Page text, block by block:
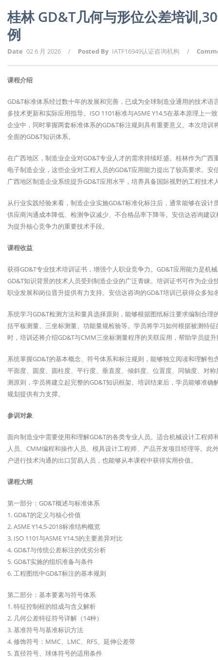
桂林 GD&T几何与形位公差培训
例
Date 02 6 月 2026 / Posted By IATF16949认证咨询机构 /
课程介绍
GD&T标准体系经过数十年的发展和完善，已成为全球制造业通用的技术
多技术更新和实际应用指导。ISO 1101标准与ASME Y14.5在基本原理上
企业中，同时掌握两套标准体系的GD&T标注规则具有重要意义。本次培
全面的GD&T知识体系。
在广西地区，制造业企业对GD&T专业人才的需求持续旺盛。桂林作为广
电子制造企业，这些企业对工程人员的GD&T应用能力提出了较高要求。
广西地区制造企业系统提升GD&T应用水平，培养具备国际视野的工程技术
从行业实践经验来看，制造企业实施GD&T标准化标注后，通常能够在设
供应商沟通成本降低、检测争议减少、不合格品率下降等。安信达咨询建
为提升核心竞争力的重要技术手段。
课程收益
获得GD&T专业技术培训证书，增强个人职业竞争力。GD&T应用能力是
GD&T知识背景的技术人员受到制造企业的广泛青睐。培训证书可作为企
职业发展和岗位晋升提供有力支持。安信达咨询的GD&T培训已获得众多知
系统学习GD&T检测方法和量具选择原则，能够根据图纸标注要求编制合
括平板测量、三坐标测量、功能量规检验等。学员将学习如何根据被测特
时，培训还将介绍GD&T与CMM三坐标测量程序的关联应用，帮助学员提
系统掌握GD&T的基本概念、符号体系和标注规则，能够独立阅读和理解
平面度、圆度、圆柱度、平行度、垂直度、倾斜度、位置度、同轴度、对
测原则，学员将建立起完整的GD&T知识框架。培训结束后，学员能够准
规划提供有力支撑。
参训对象
面向制造业中需要使用和理解GD&T的各类专业人员。适合机械设计工程
人员、CMM编程和操作人员、模具设计工程师、产品开发项目经理等。
户进行技术沟通的出口贸易人员，也能够从本课程中获得实用价值。
课程大纲
第一部分：GD&T概述与标准体系
1. GD&T的定义与核心价值
2. ASME Y14.5-2018标准结构概览
3. ISO 1101与ASME Y14.5的主要差异对比
4. GD&T与传统公差标注的优劣分析
5. GD&T实施的组织准备与条件
6. 工程图纸中GD&T标注的基本规则
第二部分：基本要素与符号体系
1. 特征控制框的组成与含义解析
2. 几何公差特征符号详解（14种）
3. 基准符号与基准标识方法
4. 修饰符号：MMC、LMC、RFS、延伸公差带
5. 直径符号、球体符号的适用条件